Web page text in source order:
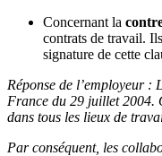
Concernant la
contrats de travail.
signature de cette
Réponse de l’employeur :
France du 29 juillet 2004.
dans tous les lieux de
Par conséquent, les